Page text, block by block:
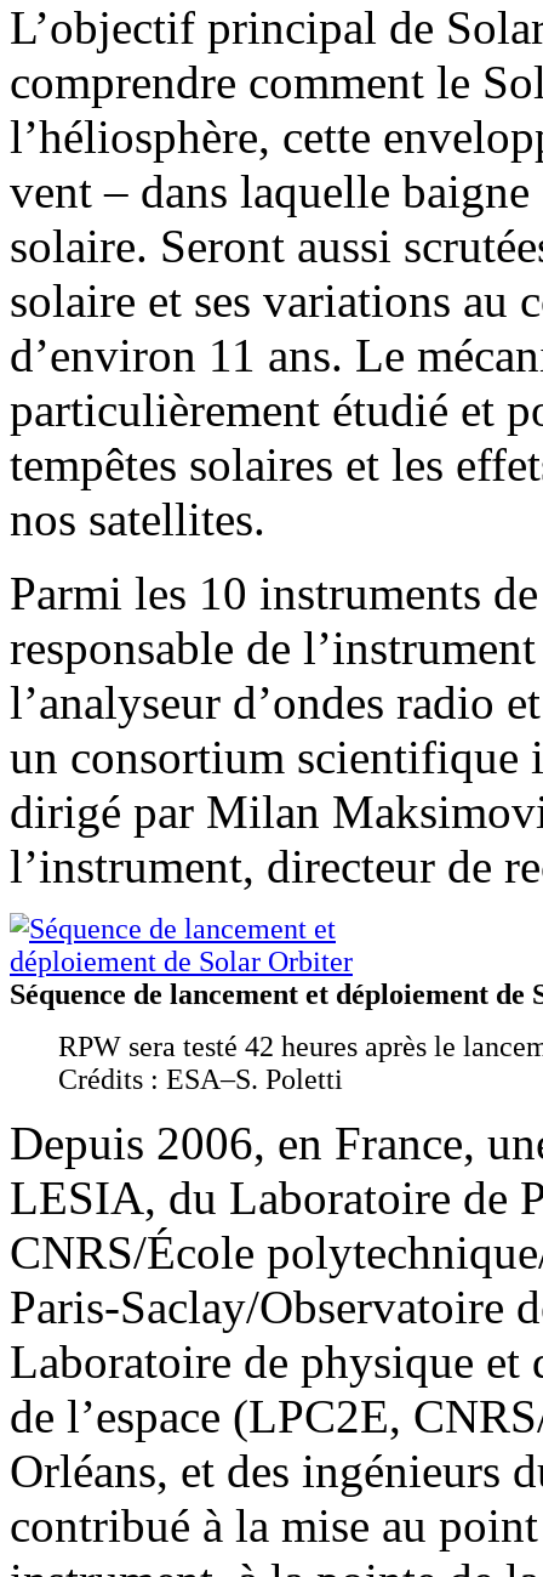
L’objectif principal de
comprendre comment le
l’héliosphère, cette
vent – dans laquelle
solaire. Seront aussi
solaire et ses variations au
d’environ 11 ans. Le
particulièrement étudié et
tempêtes solaires et les
nos satellites.
Parmi les 10 instruments
responsable de
l’analyseur d’ondes radio
un consortium scientifique
dirigé par Milan
l’instrument, directeur de
Séquence de lancement et déploiement
RPW sera testé 42 heures après le
Crédits : ESA–S. Poletti
Depuis 2006, en France,
LESIA, du Laboratoire de
CNRS/École
Paris-Saclay/Observatoire
Laboratoire de physique et
de l’espace (LPC2E,
Orléans, et des ingénieurs
contribué à la mise au